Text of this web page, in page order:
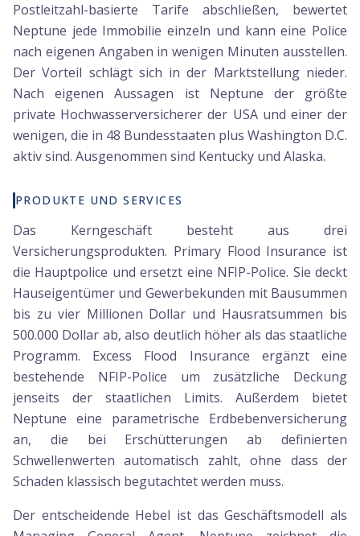
Postleitzahl-basierte Tarife abschließen, bewertet
Neptune jede Immobilie einzeln und kann eine Police
nach eigenen Angaben in wenigen Minuten ausstellen.
Der Vorteil schlägt sich in der Marktstellung nieder.
Nach eigenen Aussagen ist Neptune der größte
private Hochwasserversicherer der USA und einer der
wenigen, die in 48 Bundesstaaten plus Washington D.C.
aktiv sind. Ausgenommen sind Kentucky und Alaska.
PRODUKTE UND SERVICES
Das Kerngeschäft besteht aus drei
Versicherungsprodukten. Primary Flood Insurance ist
die Hauptpolice und ersetzt eine NFIP-Police. Sie deckt
Hauseigentümer und Gewerbekunden mit Bausummen
bis zu vier Millionen Dollar und Hausratsummen bis
500.000 Dollar ab, also deutlich höher als das staatliche
Programm. Excess Flood Insurance ergänzt eine
bestehende NFIP-Police um zusätzliche Deckung
jenseits der staatlichen Limits. Außerdem bietet
Neptune eine parametrische Erdbebenversicherung
an, die bei Erschütterungen ab definierten
Schwellenwerten automatisch zahlt, ohne dass der
Schaden klassisch begutachtet werden muss.
Der entscheidende Hebel ist das Geschäftsmodell als